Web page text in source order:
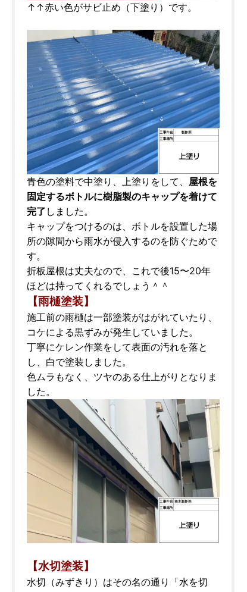
↑↑赤い色がサビ止め（下塗り）です。
青色の塗料で中塗り、上塗りをして、 屋根を
固定するボトルに樹脂製のキャップを着けて
完了 しました。
キャップをつけるのは、ボトルを設置した場
所の隙間から雨水が侵入するのを防ぐためで
す。
折板屋根は丈夫なので、これで後15〜20年
ほどは持ってくれるでしょう＾＾
【雨樋塗装】
施工前の雨樋は一部塗装がはがれていたり、
コケによる黒ずみが発生していました。
丁寧にケレン作業をして表面の汚れを落と
し、白で塗装しました。
色ムラもなく、ツヤのある仕上がりとなりま
した。
【水切塗装】
水切（みずきり）はその名の通り「水を切